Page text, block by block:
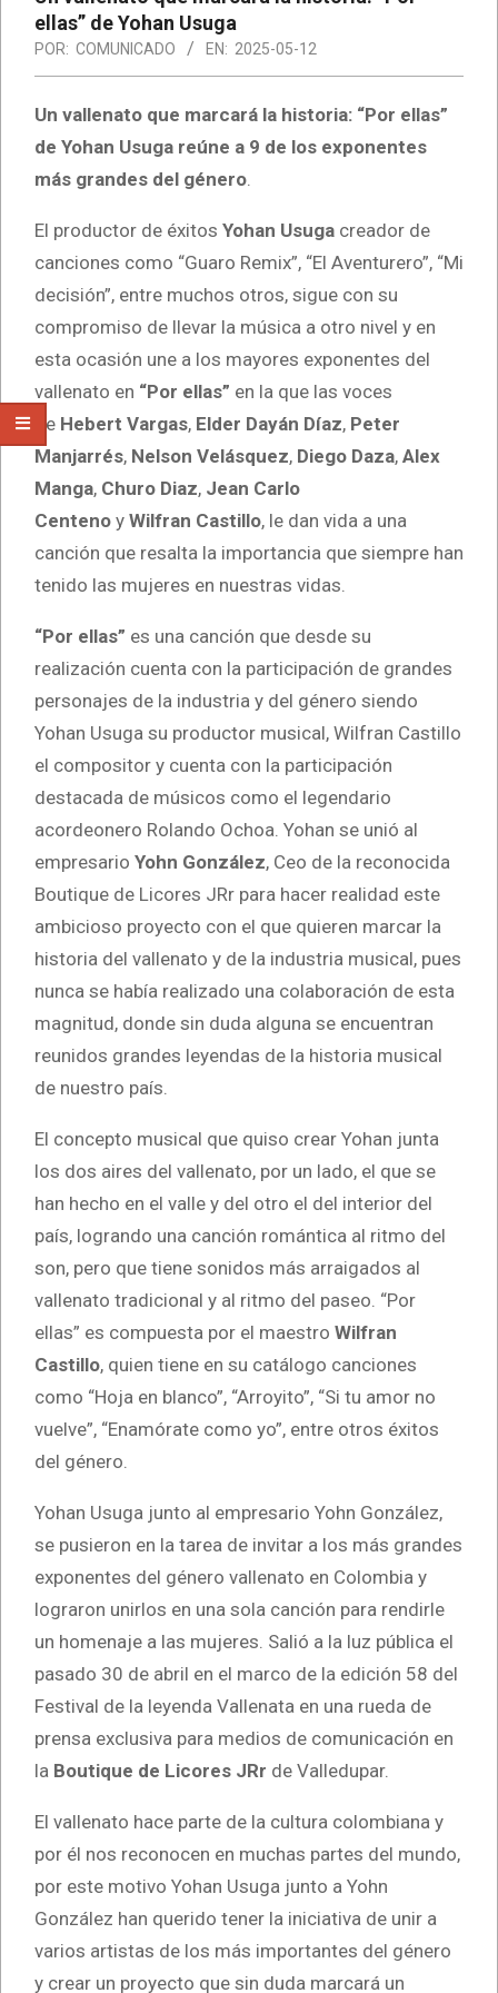
ellas” de Yohan Usuga
POR: COMUNICADO EN: 2025-05-12
Un vallenato que marcará la historia: “Por ellas”
de Yohan Usuga reúne a 9 de los exponentes
más grandes del género
El productor de éxitos Yohan Usuga creador de
canciones como “Guaro Remix”, “El Aventurero”, “Mi
decisión”, entre muchos otros, sigue con su
compromiso de llevar la música a otro nivel y en
esta ocasión une a los mayores exponentes del
vallenato en “Por ellas” en la que las voces
de Hebert Vargas, Elder Dayán Díaz, Peter
Manjarrés, Nelson Velásquez, Diego Daza, Alex
Manga, Churo Diaz, Jean Carlo
Centeno y Wilfran Castillo, le dan vida a una
canción que resalta la importancia que siempre han
tenido las mujeres en nuestras vidas.
“Por ellas” es una canción que desde su
realización cuenta con la participación de grandes
personajes de la industria y del género siendo
Yohan Usuga su productor musical, Wilfran Castillo
el compositor y cuenta con la participación
destacada de músicos como el legendario
acordeonero Rolando Ochoa. Yohan se unió al
empresario Yohn González, Ceo de la reconocida
Boutique de Licores JRr para hacer realidad este
ambicioso proyecto con el que quieren marcar la
historia del vallenato y de la industria musical, pues
nunca se había realizado una colaboración de esta
magnitud, donde sin duda alguna se encuentran
reunidos grandes leyendas de la historia musical
de nuestro país.
El concepto musical que quiso crear Yohan junta
los dos aires del vallenato, por un lado, el que se
han hecho en el valle y del otro el del interior del
país, logrando una canción romántica al ritmo del
son, pero que tiene sonidos más arraigados al
vallenato tradicional y al ritmo del paseo. “Por
ellas” es compuesta por el maestro Wilfran
Castillo, quien tiene en su catálogo canciones
como “Hoja en blanco”, “Arroyito”, “Si tu amor no
vuelve”, “Enamórate como yo”, entre otros éxitos
del género.
Yohan Usuga junto al empresario Yohn González,
se pusieron en la tarea de invitar a los más grandes
exponentes del género vallenato en Colombia y
lograron unirlos en una sola canción para rendirle
un homenaje a las mujeres. Salió a la luz pública el
pasado 30 de abril en el marco de la edición 58 del
Festival de la leyenda Vallenata en una rueda de
prensa exclusiva para medios de comunicación en
la Boutique de Licores JRr de Valledupar.
El vallenato hace parte de la cultura colombiana y
por él nos reconocen en muchas partes del mundo,
por este motivo Yohan Usuga junto a Yohn
González han querido tener la iniciativa de unir a
varios artistas de los más importantes del género
y crear un proyecto que sin duda marcará un